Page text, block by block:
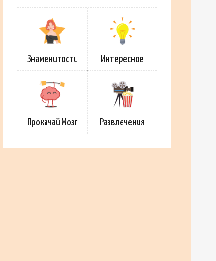
Знаменитости Интересное
Прокачай Мозг Развлечения